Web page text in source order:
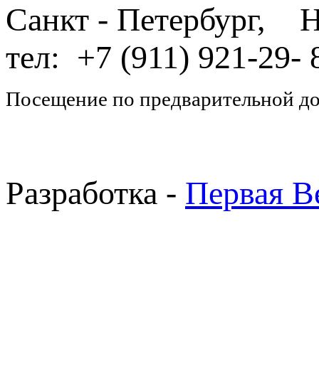
Санкт - Петербург,
тел: +7 (911) 921-
Посещение по предварительной
Разработка - Первая